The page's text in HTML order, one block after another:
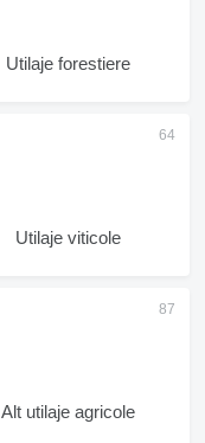
Utilaje forestiere
Utilaje viticole
Alt utilaje agricole